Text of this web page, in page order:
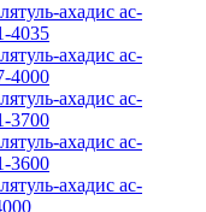
ахадис ас-
4035
ахадис ас-
4000
ахадис ас-
3700
ахадис ас-
3600
ахадис ас-